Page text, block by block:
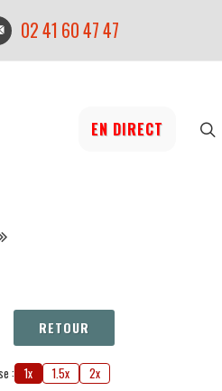
02 41 60 47 47
EN DIRECT
RETOUR
: 1x 1.5x 2x